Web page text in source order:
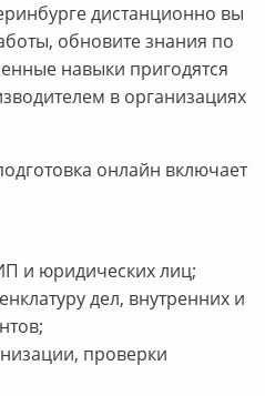
дистанционно вы
обновите знания по
навыки пригодятся
в организациях
онлайн включает
и юридических лиц;
дел, внутренних и
проверки